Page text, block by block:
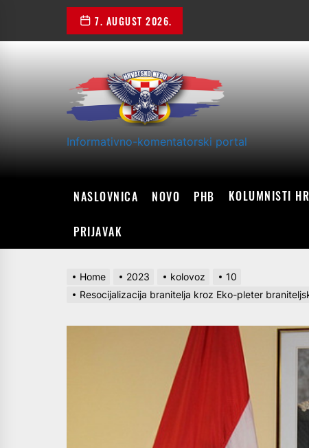
the
7. AUGUST 2026.
Informativno-komentatorski portal
NASLOVNICA NOVO PHB KOLUMNISTI
PRIJAVAK
Home 2023 kolovoz
10
Resocijalizacija branitelja kroz Eko-pleter